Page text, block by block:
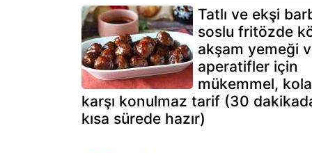
Tatlı ve ekşi
soslu fritözde
akşam yemeği
aperatifler için
mükemmel,
karşı konulmaz tarif (30
kısa sürede hazır)